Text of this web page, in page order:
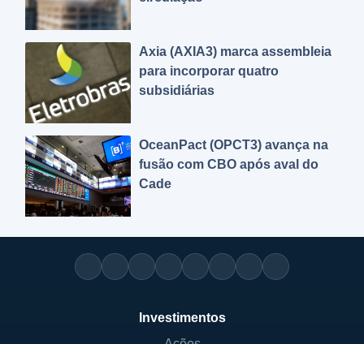
Axia (AXIA3) marca assembleia
para incorporar quatro
subsidiárias
OceanPact (OPCT3) avança na
fusão com CBO após aval do
Cade
Investimentos